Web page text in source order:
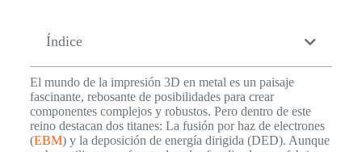
Índice
El mundo de la impresión 3D en metal es un paisaje
fascinante, rebosante de posibilidades para crear
componentes complejos y robustos. Pero dentro de este
reino destacan dos titanes: La fusión por haz de electrones
(EBM) y la deposición de energía dirigida (DED). Aunque